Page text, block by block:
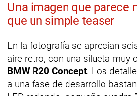
Una imagen que parece
que un simple teaser
En la fotografía se aprecian
aire retro, con una silueta muy
BMW R20 Concept. Los
a una fase de desarrollo